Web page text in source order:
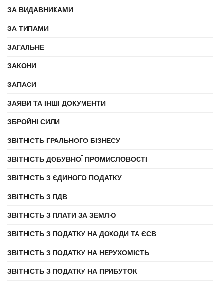
ЗА ВИДАВНИКАМИ
ЗА ТИПАМИ
ЗАГАЛЬНЕ
ЗАКОНИ
ЗАПАСИ
ЗАЯВИ ТА ІНШІ ДОКУМЕНТИ
ЗБРОЙНІ СИЛИ
ЗВІТНІСТЬ ГРАЛЬНОГО БІЗНЕСУ
ЗВІТНІСТЬ ДОБУВНОЇ ПРОМИСЛОВОСТІ
ЗВІТНІСТЬ З ЄДИНОГО ПОДАТКУ
ЗВІТНІСТЬ З ПДВ
ЗВІТНІСТЬ З ПЛАТИ ЗА ЗЕМЛЮ
ЗВІТНІСТЬ З ПОДАТКУ НА ДОХОДИ ТА ЄСВ
ЗВІТНІСТЬ З ПОДАТКУ НА НЕРУХОМІСТЬ
ЗВІТНІСТЬ З ПОДАТКУ НА ПРИБУТОК